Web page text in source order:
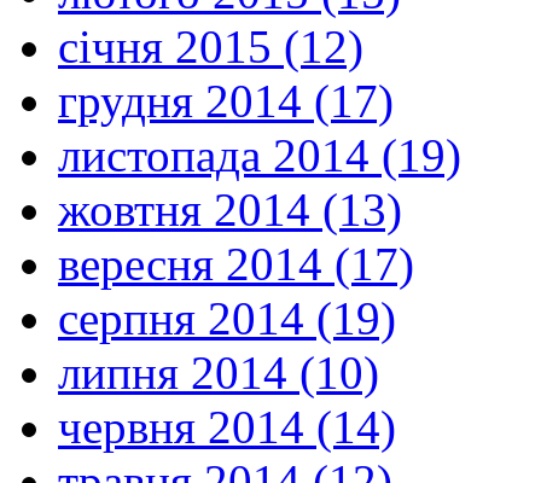
січня 2015 (12)
грудня 2014 (17)
листопада 2014 (19)
жовтня 2014 (13)
вересня 2014 (17)
серпня 2014 (19)
липня 2014 (10)
червня 2014 (14)